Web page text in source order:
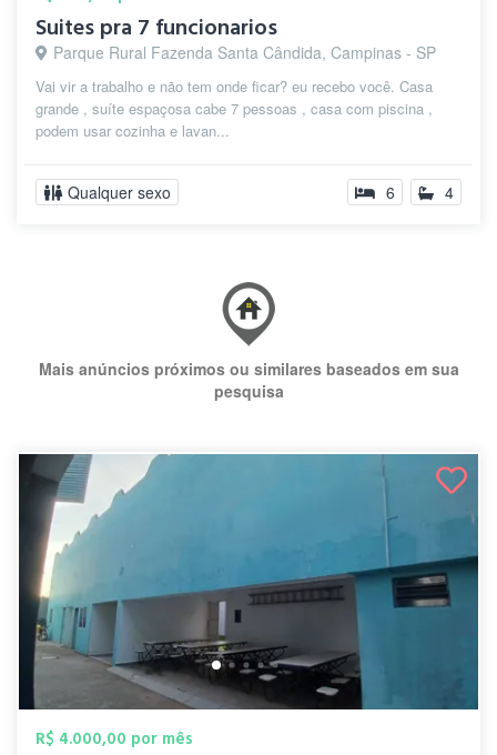
Suites pra 7 funcionarios
Parque Rural Fazenda Santa Cândida, Campinas - SP
Vai vir a trabalho e não tem onde ficar? eu recebo você. Casa
grande , suíte espaçosa cabe 7 pessoas , casa com piscina ,
podem usar cozinha e lavan...
Qualquer sexo 6 4
Mais anúncios próximos ou similares baseados em sua
pesquisa
R$ 4.000,00 por mês